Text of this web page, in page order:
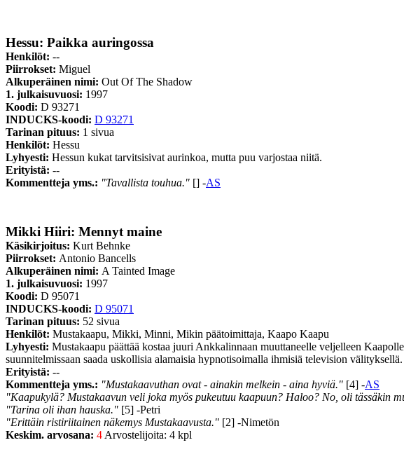
Hessu: Paikka auringossa
Henkilöt: --
Piirrokset: Miguel
Alkuperäinen nimi: Out Of The Shadow
1. julkaisuvuosi: 1997
Koodi: D 93271
INDUCKS-koodi: D 93271
Tarinan pituus: 1 sivua
Henkilöt: Hessu
Lyhyesti: Hessun kukat tarvitsisivat aurinkoa, mutta puu varjostaa niitä.
Erityistä: --
Kommentteja yms.: "Tavallista touhua." [] -AS
Mikki Hiiri: Mennyt maine
Käsikirjoitus: Kurt Behnke
Piirrokset: Antonio Bancells
Alkuperäinen nimi: A Tainted Image
1. julkaisuvuosi: 1997
Koodi: D 95071
INDUCKS-koodi: D 95071
Tarinan pituus: 52 sivua
Henkilöt: Mustakaapu, Mikki, Minni, Mikin päätoimittaja, Kaapo Kaapu
Lyhyesti: Mustakaapu päättää kostaa juuri Ankkalinnaan muuttaneelle veljelleen
suunnitelmissaan saada uskollisia alamaisia hypnotisoimalla ihmisiä television
Erityistä: --
Kommentteja yms.: "Mustakaavuthan ovat - ainakin melkein - aina hyviä." [4] -AS
"Kaapukylä? Mustakaavun veli joka myös pukeutuu kaapuun? Haloo? No, oli tässäkin
"Tarina oli ihan hauska." [5] -Petri
"Erittäin ristiriitainen näkemys Mustakaavusta." [2] -Nimetön
Keskim. arvosana: 4 Arvostelijoita: 4 kpl